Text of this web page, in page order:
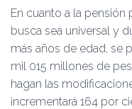
En cuanto a la pensión
busca sea universal y
más años de edad, se
mil 015 millones de
hagan las
incrementará 164 por